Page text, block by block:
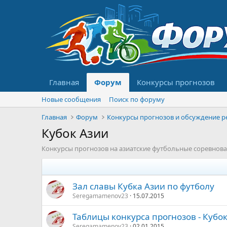
Главная Форум Конкурсы прогнозов
Новые сообщения
Поиск по форуму
Главная
Форум
Кубок Азии
Конкурсы прогнозов на азиатские футбольные
Зал славы Кубка Азии по футболу
Seregamamenov23 15.07.2015
Таблицы конкурса прогнозов -